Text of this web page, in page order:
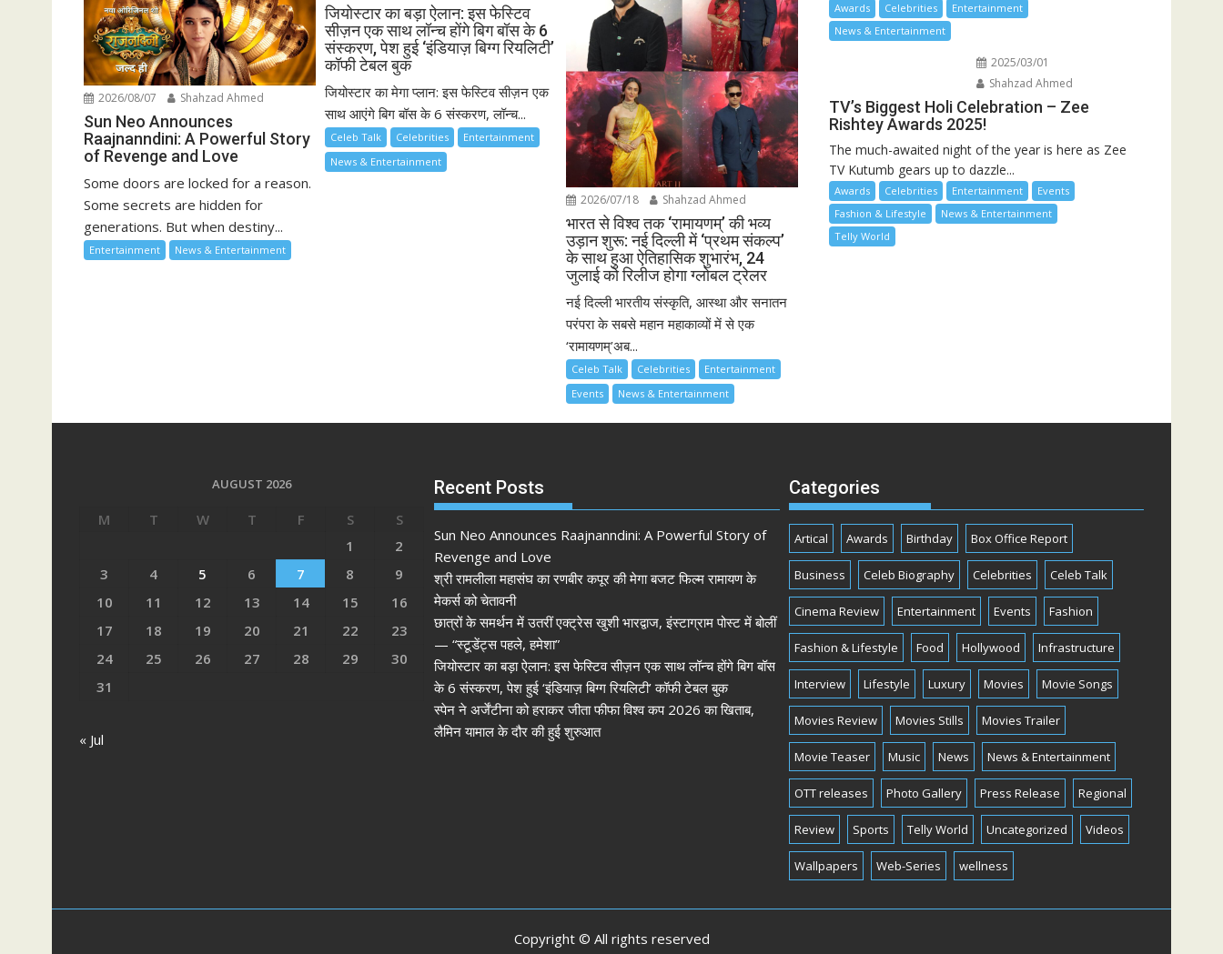
2026/08/07 Shahzad Ahmed
Sun Neo Announces
Raajnanndini: A Powerful Story
of Revenge and Love
Some doors are locked for a reason.
Some secrets are hidden for
generations. But when destiny...
Entertainment News & Entertainment
जियोस्टार का बड़ा ऐलान: इस फेस्टिव
सीज़न एक साथ लॉन्च होंगे बिग बॉस के 6
संस्करण, पेश हुई ‘इंडियाज़ बिग्ग रियलिटी’
कॉफी टेबल बुक
जियोस्टार का मेगा प्लान: इस फेस्टिव सीज़न एक
साथ आएंगे बिग बॉस के 6 संस्करण, लॉन्च...
Celeb Talk Celebrities
Entertainment
News & Entertainment
2026/07/18 Shahzad Ahmed
भारत से विश्व तक ‘रामायणम्’ की भव्य
उड़ान शुरू: नई दिल्ली में ‘प्रथम संकल्प’
के साथ हुआ ऐतिहासिक शुभारंभ, 24
जुलाई को रिलीज होगा ग्लोबल ट्रेलर
नई दिल्ली भारतीय संस्कृति, आस्था और सनातन
परंपरा के सबसे महान महाकाव्यों में से एक
‘रामायणम्’अब...
Celeb Talk Celebrities
Entertainment
Events
News & Entertainment
Awards Celebrities
Entertainment
News & Entertainment
2025/03/01
Shahzad Ahmed
TV’s Biggest Holi Celebration – Zee
Rishtey Awards 2025!
The much-awaited night of the year is here as Zee
TV Kutumb gears up to dazzle...
Awards Celebrities Entertainment
Events
Fashion & Lifestyle
News & Entertainment
Telly World
AUGUST 2026
M T W T F S
S
1
2
3
4 5 6 7 8
9
10
11 12 13 14 15
16
17
18 19 20 21 22
23
24
25 26 27 28 29
30
31
« Jul
Recent Posts
Sun Neo Announces Raajnanndini: A Powerful Story of
Revenge and Love
श्री रामलीला महासंघ का रणबीर कपूर की मेगा बजट फिल्म रामायण के
मेकर्स को चेतावनी
छात्रों के समर्थन में उतरीं एक्ट्रेस खुशी भारद्वाज, इंस्टाग्राम पोस्ट में बोलीं
— “स्टूडेंट्स पहले, हमेशा”
जियोस्टार का बड़ा ऐलान: इस फेस्टिव सीज़न एक साथ लॉन्च होंगे बिग बॉस
के 6 संस्करण, पेश हुई ‘इंडियाज़ बिग्ग रियलिटी’ कॉफी टेबल बुक
स्पेन ने अर्जेंटीना को हराकर जीता फीफा विश्व कप 2026 का खिताब,
लैमिन यामाल के दौर की हुई शुरुआत
Categories
Artical Awards Birthday Box Office Report
Business Celeb Biography Celebrities Celeb Talk
Cinema Review Entertainment Events Fashion
Fashion & Lifestyle Food Hollywood Infrastructure
Interview Lifestyle Luxury Movies Movie Songs
Movies Review Movies Stills Movies Trailer
Movie Teaser Music News News & Entertainment
OTT releases Photo Gallery Press Release Regional
Review Sports Telly World Uncategorized Videos
Wallpapers Web-Series wellness
Copyright © All rights reserved